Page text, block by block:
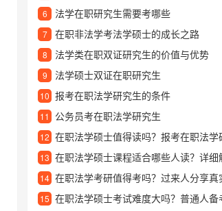
6 法学在职研究生需要考哪些
7 在职非法学考法学硕士的成长之路
8 法学类在职双证研究生的价值与优势
9 法学硕士双证在职研究生
10 报考在职法学研究生的条件
11 公务员考在职法学研究生
12 在职法学硕士值得读吗？报考在职法学硕士的5
13 在职法学硕士课程适合哪些人读？详细解读报考条
14 在职法学考研值得考吗？过来人分享真
15 在职法学硕士考试难度大吗？普通人备考在职法学硕